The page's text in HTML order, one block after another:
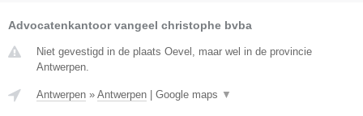
Advocatenkantoor vangeel christophe bvba
Niet gevestigd in de plaats Oevel, maar wel in de provincie
Antwerpen.
Antwerpen » Antwerpen Google maps ▼